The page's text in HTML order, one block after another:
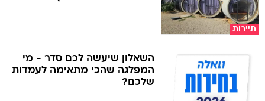
תיירות
השאלון שיעשה לכם סדר - מי
המפלגה שהכי מתאימה לעמדות
שלכם?